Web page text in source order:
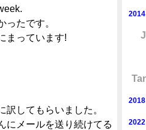
ったです。
まっています!
訳してもらいました。
にメールを送り続けてる
2014
2018
2022